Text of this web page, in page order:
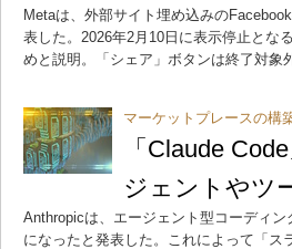
Metaは、外部サイト埋め込みの
表した。2026年2月10日に表示停止とな
めと説明。「シェア」ボタンは終了対象
マーケットプレースの構
「Claude
ジェントやツ
Anthropicは、エージェント型コーディ
になったと発表した。これによって「